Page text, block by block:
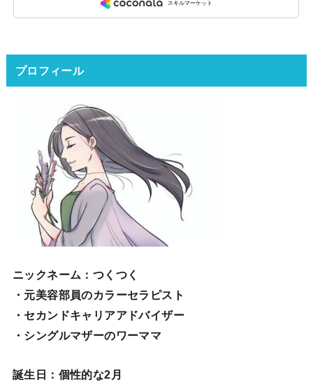
プロフィール
ニックネーム ：つくつく
・元美容部員のカラーセラピスト
・セカンドキャリアアドバイザー
・シングルマザーのワーママ
誕生日 ：個性的な2月